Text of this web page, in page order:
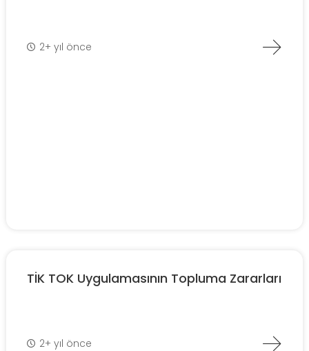
2+ yıl önce
TİK TOK Uygulamasının Topluma Zararları
2+ yıl önce